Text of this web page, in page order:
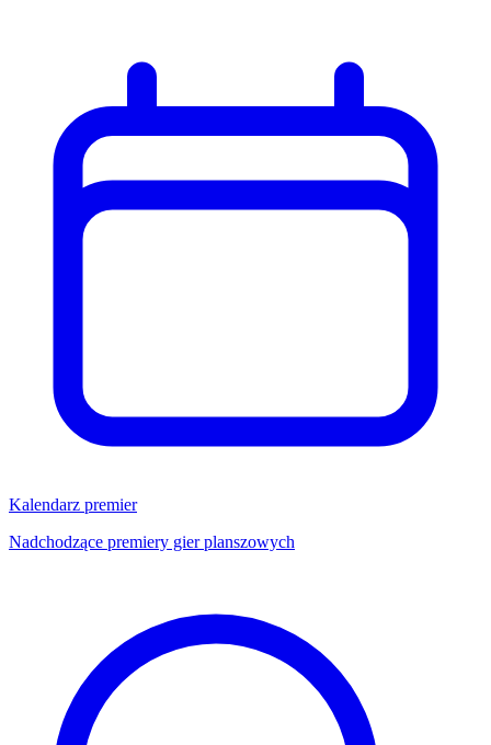
Kalendarz premier
Nadchodzące premiery gier planszowych